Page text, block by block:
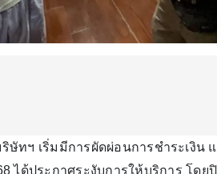
ษัทฯ เริ่มมีการผัดผ่อนการชำระเงิน
ได้ประกาศระงับการให้บริการ โ